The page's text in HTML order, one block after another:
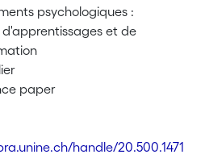
psychologiques :
d'apprentissages et de
paper
handle/20.500.1471